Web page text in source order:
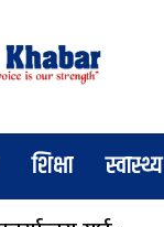
शिक्षा स्वास्थ्य